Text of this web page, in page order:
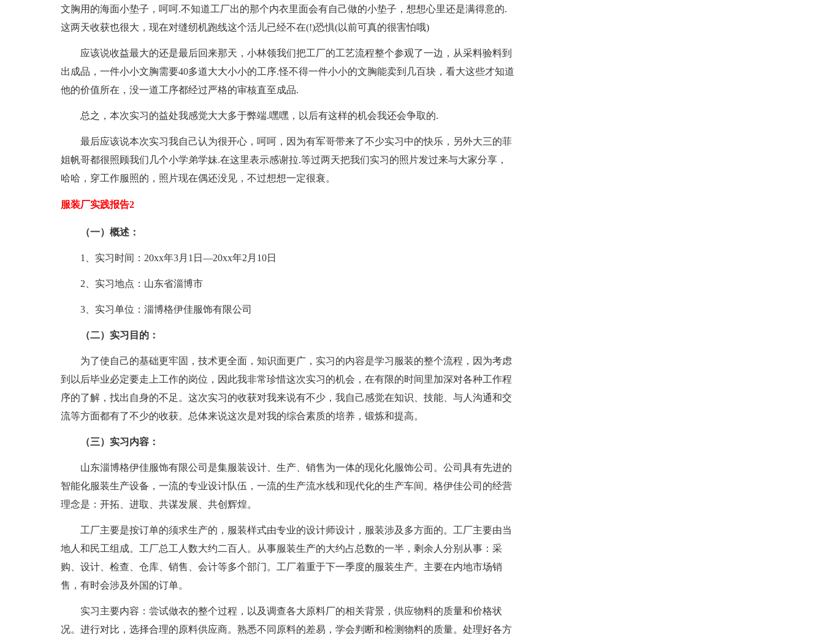
文胸用的海面小垫子，呵呵.不知道工厂出的那个内衣里面会有自己做的小垫子，想想心里还是满得意的.
这两天收获也很大，现在对缝纫机跑线这个活儿已经不在(!)恐惧(以前可真的很害怕哦)
应该说收益最大的还是最后回来那天，小林领我们把工厂的工艺流程整个参观了一边，从采料验料到
出成品，一件小小文胸需要40多道大大小小的工序.怪不得一件小小的文胸能卖到几百块，看大这些才知道
他的价值所在，没一道工序都经过严格的审核直至成品.
总之，本次实习的益处我感觉大大多于弊端.嘿嘿，以后有这样的机会我还会争取的.
最后应该说本次实习我自己认为很开心，呵呵，因为有军哥带来了不少实习中的快乐，另外大三的菲
姐帆哥都很照顾我们几个小学弟学妹.在这里表示感谢拉.等过两天把我们实习的照片发过来与大家分享，
哈哈，穿工作服照的，照片现在偶还没见，不过想想一定很衰。
服装厂实践报告2
（一）概述：
1、实习时间：20xx年3月1日—20xx年2月10日
2、实习地点：山东省淄博市
3、实习单位：淄博格伊佳服饰有限公司
（二）实习目的：
为了使自己的基础更牢固，技术更全面，知识面更广，实习的内容是学习服装的整个流程，因为考虑
到以后毕业必定要走上工作的岗位，因此我非常珍惜这次实习的机会，在有限的时间里加深对各种工作程
序的了解，找出自身的不足。这次实习的收获对我来说有不少，我自己感觉在知识、技能、与人沟通和交
流等方面都有了不少的收获。总体来说这次是对我的综合素质的培养，锻炼和提高。
（三）实习内容：
山东淄博格伊佳服饰有限公司是集服装设计、生产、销售为一体的现化化服饰公司。公司具有先进的
智能化服装生产设备，一流的专业设计队伍，一流的生产流水线和现代化的生产车间。格伊佳公司的经营
理念是：开拓、进取、共谋发展、共创辉煌。
工厂主要是按订单的须求生产的，服装样式由专业的设计师设计，服装涉及多方面的。工厂主要由当
地人和民工组成。工厂总工人数大约二百人。从事服装生产的大约占总数的一半，剩余人分别从事：采
购、设计、检查、仓库、销售、会计等多个部门。工厂着重于下一季度的服装生产。主要在内地市场销
售，有时会涉及外国的订单。
实习主要内容：尝试做衣的整个过程，以及调查各大原料厂的相关背景，供应物料的质量和价格状
况。进行对比，选择合理的原料供应商。熟悉不同原料的差易，学会判断和检测物料的质量。处理好各方